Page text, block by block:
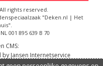
rights reserved.
"Deken.nl | Het
001 895 639 B 70
CMS: